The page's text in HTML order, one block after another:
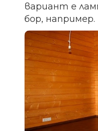
вариант е
бор, например.